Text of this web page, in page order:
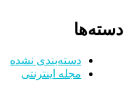
دسته‌ها
دسته‌بندی نشده
مجله اینترنتی